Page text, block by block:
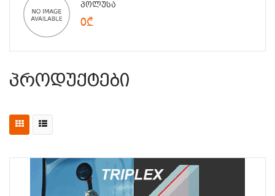
Პოლუსა
0₾
Პროდუქტები